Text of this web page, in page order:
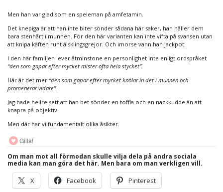
Men han var glad som en speleman på amfetamin.
Det knepiga är att han inte biter sönder sådana här saker, han håller dem
bara stenhårt i munnen. För den här varianten kan inte vifta på svansen utan
att knipa käften runt älsklingsgrejor. Och imorse vann han jackpot.
I den här familjen lever åtminstone en personlighet inte enligt ordspråket
“den som gapar efter mycket mister ofta hela stycket”.
Här är det mer “den som gapar efter mycket knölar in det i munnen och
promenerar vidare”.
Jag hade hellre sett att han bet sönder en toffla och en nackkudde än att
knapra på objektiv.
Men där har vi fundamentalt olika åsikter.
Gilla!
Om man mot all förmodan skulle vilja dela på andra sociala
media kan man göra det här. Men bara om man verkligen vill.
X Facebook Pinterest